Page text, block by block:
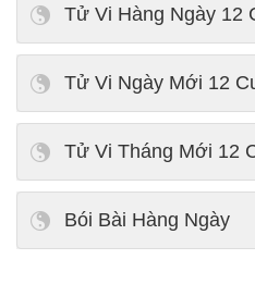
Tử Vi Hàng Ngày 12
Tử Vi Ngày Mới 12
Tử Vi Tháng Mới 12
Bói Bài Hàng Ngày